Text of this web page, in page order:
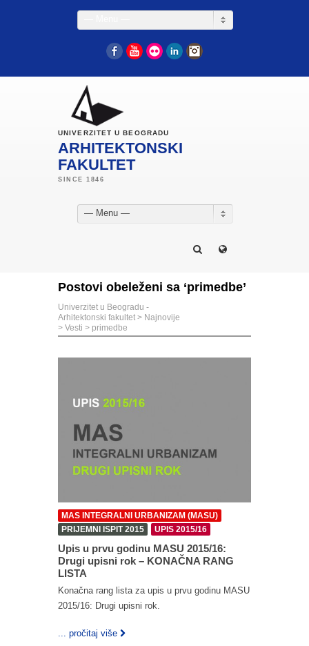
FacebookYouTube
Flickr LinkedIn
UNIVERZITET U BEOGRADU
ARHITEKTONSKI
FAKULTET
— Menu —
Postovi obeleženi sa ‘primedbe’
Univerzitet u Beogradu -
Arhitektonski fakultet > Najnovije
> Vesti > primedbe
MAS INTEGRALNI URBANIZAM (MASU)
PRIJEMNI ISPIT 2015
UPIS 2015/16
Upis u prvu godinu MASU 2015/16:
Drugi upisni rok – KONAČNA RANG
LISTA
Konačna rang lista za upis u prvu godinu MASU
2015/16: Drugi upisni rok.
... pročitaj više